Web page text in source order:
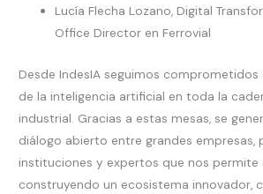
Lucía Flecha Lozano, Digital
Office Director en Ferrovial
Desde IndesIA seguimos
de la inteligencia artificial en toda la
industrial. Gracias a estas mesas, se
diálogo abierto entre grandes empresas,
instituciones y expertos que nos permite
construyendo un ecosistema innovador,